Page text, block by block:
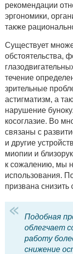
рекомендации
эргономики,
также
Существует
обстоятельства,
течение
зрительные
астигматизм, а
нарушение
косоглазие. Во
связаны с
и другие
миопии и
к сожалению, мы
использования.
призвана снизить
Подобная
облегчает
работу
снижение